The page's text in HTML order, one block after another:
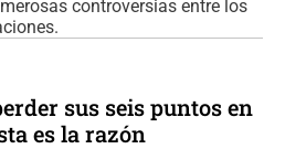
controversias entre los
sus seis puntos en
es la razón